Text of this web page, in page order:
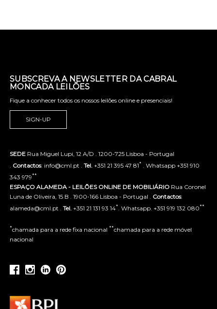
SUBSCREVA A NEWSLETTER DA CABRAL
MONCADA LEILÕES
Fique a conhecer todos os nossos leilões online e presenciais!
SIGN-UP
SEDE Rua Miguel Lupi, 12 A/D . 1200-725 Lisboa - Portugal
Contactos: info@cml.pt . Tel. +351 21 395 47 81* . Whatsapp +351 910
343 979**
ESPAÇO ALAMEDA - LEILÕES ONLINE DE MOBILIÁRIO Rua Coronel
Luna de Oliveira, 15 B . 1900-166 Lisboa - Portugal . Contactos:
alameda@cml.pt . Tel. +351 21 131 93 14* . Whatsapp. +351 919 132 080**
*chamada para a rede fixa nacional **chamada para a rede móvel
nacional